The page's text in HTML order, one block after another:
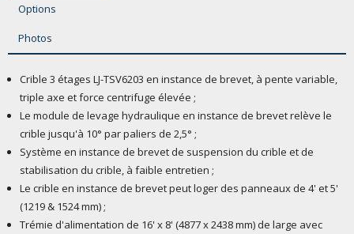
Options
Photos
Crible 3 étages LJ-TSV6203 en instance de brevet, à pente variable,
triple axe et force centrifuge élevée ;
Le module de levage hydraulique en instance de brevet relève le
crible jusqu'à 10° par paliers de 2,5° ;
Système en instance de brevet de suspension du crible et de
stabilisation du crible, à faible entretien ;
Le crible en instance de brevet peut loger des panneaux de 4' et 5'
(1219 & 1524 mm) ;
Trémie d'alimentation de 16' x 8' (4877 x 2438 mm) de large avec